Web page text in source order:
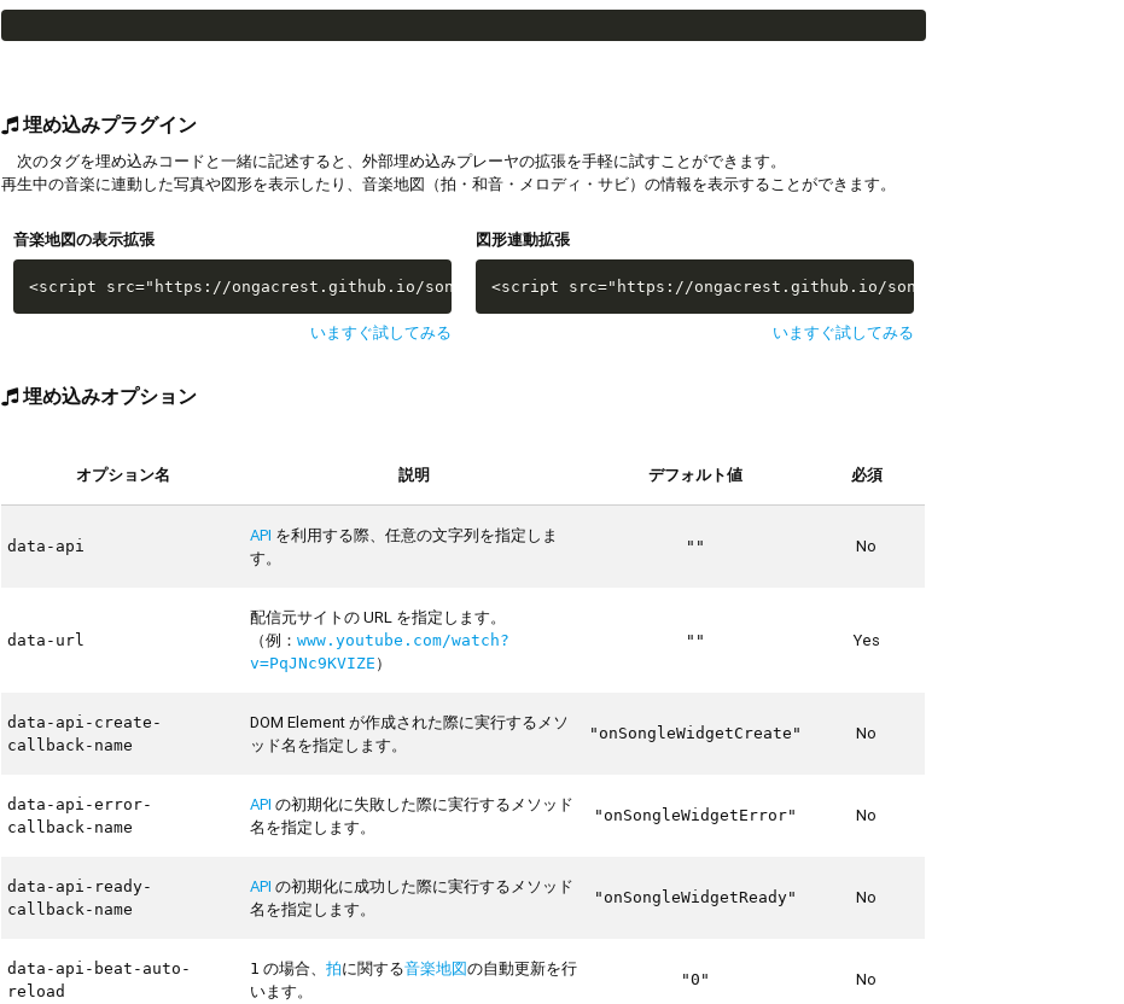
埋め込みプラグイン
次のタグを埋め込みコードと一緒に記述すると、外部埋め込みプレーヤの拡張を手軽に試すことができます。
再生中の音楽に連動した写真や図形を表示したり、音楽地図（拍・和音・メロディ・サビ）の情報を表示することができます。
音楽地図の表示拡張
<script src="https://ongacrest.github.io/songle-widget-api-examples/extras/sw-extra-stats.js"></script>
いますぐ試してみる
図形連動拡張
<script src="https://ongacrest.github.io/songle-widget-api-
いますぐ試してみる
埋め込みオプション
オプション名 説明 デフォルト値 必須
data-api
API を利用する際、任意の文字列を指定しま
す。
"" No
data-url
配信元サイトの URL を指定します。
（例：www.youtube.com/watch?
v=PqJNc9KVIZE ）
"" Yes
data-api-create-
callback-name
DOM Element が作成された際に実行するメソ
ッド名を指定します。
"onSongleWidgetCreate" No
data-api-error-
callback-name
API の初期化に失敗した際に実行するメソッド
名を指定します。
"onSongleWidgetError" No
data-api-ready-
callback-name
API の初期化に成功した際に実行するメソッド
名を指定します。
"onSongleWidgetReady" No
data-api-beat-auto-
reload
1 の場合、拍に関する音楽地図の自動更新を行
います。
"0" No